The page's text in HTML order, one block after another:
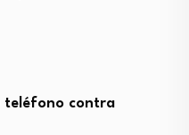
teléfono contra